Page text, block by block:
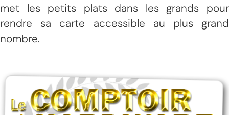
met les petits plats dans les grands pour
rendre sa carte accessible au plus grand
nombre.